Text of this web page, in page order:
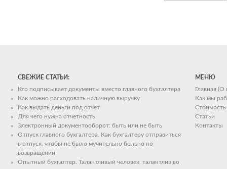
СВЕЖИЕ СТАТЬИ:
Кто подписывает документы вместо главного бухгалтера
Как можно расходовать наличную выручку
Как выдать деньги под отчет
Для чего нужна отчетность
Электронный документооборот: быть или не быть
Отпуск главного бухгалтера. Как бухгалтеру отправиться
в отпуск, чтобы не было мучительно больно по
возвращении
Опытный бухгалтер. Талантливый человек, талантлив во
МЕНЮ
Главная (О
Как мы
Стоимость
Статьи
Контакты